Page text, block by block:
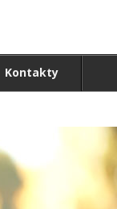
Kontakty